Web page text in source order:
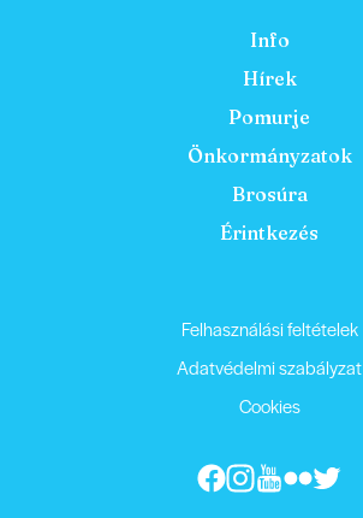
Info
Hírek
Pomurje
Önkormányzatok
Brosúra
Érintkezés
Felhasználási feltételek
Adatvédelmi szabályzat
Cookies